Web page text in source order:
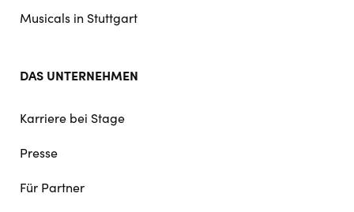
Musicals in Stuttgart
DAS UNTERNEHMEN
Karriere bei Stage
Presse
Für Partner